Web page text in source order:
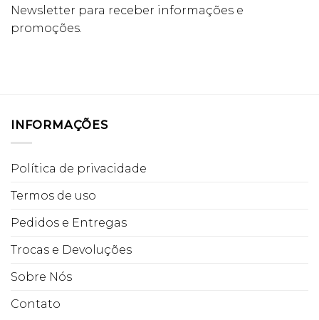
Newsletter para receber informações e
promoções.
INFORMAÇÕES
Política de privacidade
Termos de uso
Pedidos e Entregas
Trocas e Devoluções
Sobre Nós
Contato